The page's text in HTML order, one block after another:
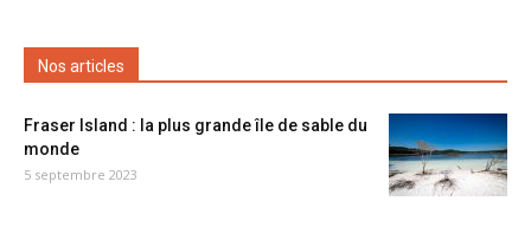
Nos articles
Fraser Island : la plus grande île de sable du
monde
5 septembre 2023